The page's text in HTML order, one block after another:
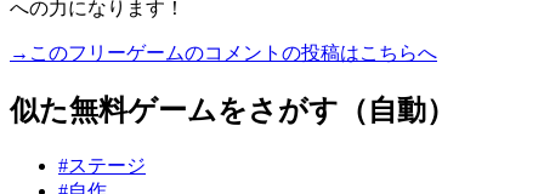
への力になります！
→このフリーゲームのコメントの投稿はこちらへ
似た無料ゲームをさがす（自動）
#ステージ